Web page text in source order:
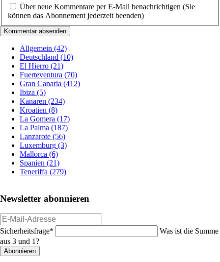
Über neue Kommentare per E-Mail benachrichtigen (Sie
können das Abonnement jederzeit beenden)
Kommentar absenden
Allgemein (42)
Deutschland (10)
El Hierro (21)
Fuerteventura (70)
Gran Canaria (412)
Ibiza (5)
Kanaren (234)
Kroatien (8)
La Gomera (17)
La Palma (187)
Lanzarote (56)
Luxemburg (3)
Mallorca (6)
Spanien (21)
Teneriffa (279)
Newsletter abonnieren
E-
Mail-
Adresse
Pflichtfeld
Sicherheitsfrage*
Was ist die Summe
aus 3 und 1?
Abonnieren